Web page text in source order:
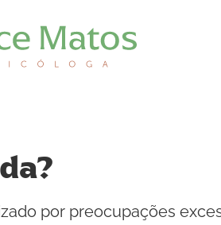
por preocupações